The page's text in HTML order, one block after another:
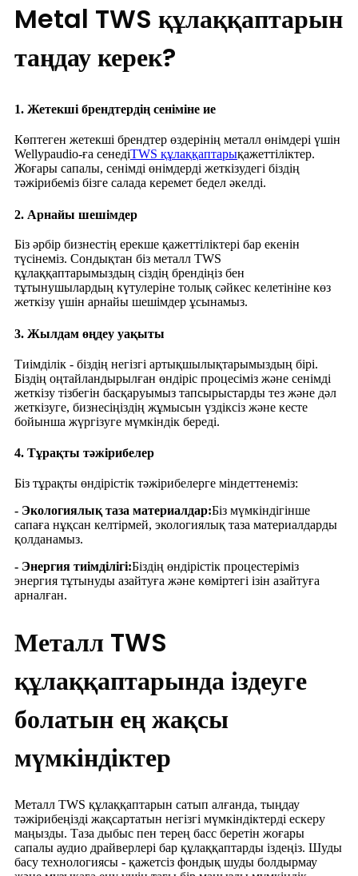
Metal TWS құлаққаптарын
таңдау керек?
1. Жетекші брендтердің сеніміне ие
Көптеген жетекші брендтер өздерінің металл өнімдері үшін
Wellypaudio-ға сенедіTWS құлаққаптарықажеттіліктер.
Жоғары сапалы, сенімді өнімдерді жеткізудегі біздің
тәжірибеміз бізге салада керемет бедел әкелді.
2. Арнайы шешімдер
Біз әрбір бизнестің ерекше қажеттіліктері бар екенін
түсінеміз. Сондықтан біз металл TWS
құлаққаптарымыздың сіздің брендіңіз бен
тұтынушылардың күтулеріне толық сәйкес келетініне көз
жеткізу үшін арнайы шешімдер ұсынамыз.
3. Жылдам өңдеу уақыты
Тиімділік - біздің негізгі артықшылықтарымыздың бірі.
Біздің оңтайландырылған өндіріс процесіміз және сенімді
жеткізу тізбегін басқаруымыз тапсырыстарды тез және дәл
жеткізуге, бизнесіңіздің жұмысын үздіксіз және кесте
бойынша жүргізуге мүмкіндік береді.
4. Тұрақты тәжірибелер
Біз тұрақты өндірістік тәжірибелерге міндеттенеміз:
- Экологиялық таза материалдар:Біз мүмкіндігінше
сапаға нұқсан келтірмей, экологиялық таза материалдарды
қолданамыз.
- Энергия тиімділігі:Біздің өндірістік процестеріміз
энергия тұтынуды азайтуға және көміртегі ізін азайтуға
арналған.
Металл TWS
құлаққаптарында іздеуге
болатын ең жақсы
мүмкіндіктер
Металл TWS құлаққаптарын сатып алғанда, тыңдау
тәжірибеңізді жақсартатын негізгі мүмкіндіктерді ескеру
маңызды. Таза дыбыс пен терең басс беретін жоғары
сапалы аудио драйверлері бар құлаққаптарды іздеңіз. Шуды
басу технологиясы - қажетсіз фондық шуды болдырмау